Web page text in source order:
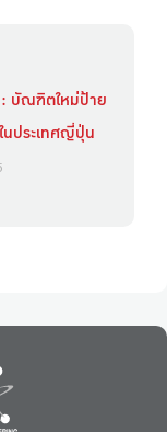
บัณฑิตใหม่ป้าย
นประเทศญี่ปุ่น